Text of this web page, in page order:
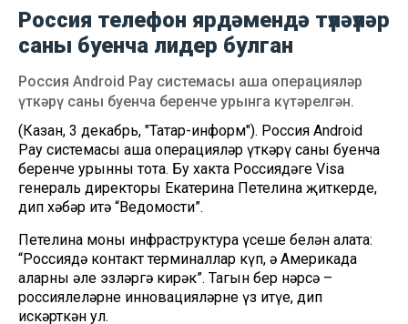
Россия телефон ярдәмендә түләүләр
саны буенча лидер булган
Россия Android Pay системасы аша операцияләр
үткәрү саны буенча беренче урынга күтәрелгән.
(Казан, 3 декабрь, "Татар-информ"). Россия Android
Pay системасы аша операцияләр үткәрү саны буенча
беренче урынны тота. Бу хакта Россиядәге Visa
генераль директоры Екатерина Петелина җиткерде,
дип хәбәр итә “Ведомости”.
Петелина моны инфраструктура үсеше белән аңлата:
“Россиядә контакт терминаллар күп, ә Америкада
аларны әле эзләргә кирәк”. Тагын бер нәрсә –
россиялеләрнең инновацияләрне үз итүе, дип
искәрткән ул.